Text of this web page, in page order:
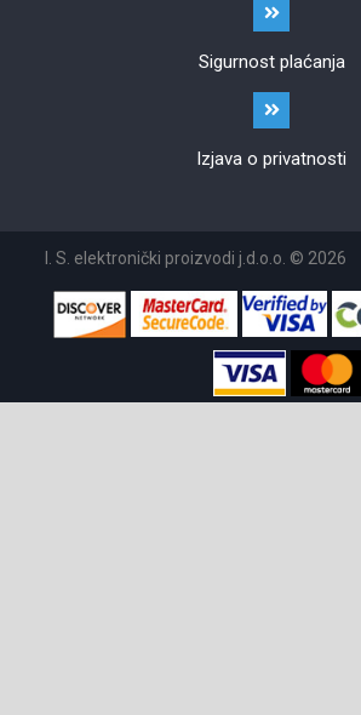
Sigurnost plaćanja
Izjava o privatnosti
I. S. elektronički proizvodi j.d.o.o. © 2026